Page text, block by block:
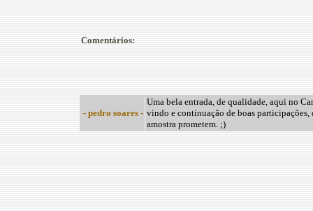
Comentários:
- pedro soares -
Uma bela entrada, de qualidade, aqui no
vindo e continuação de boas participações,
amostra prometem. ;)